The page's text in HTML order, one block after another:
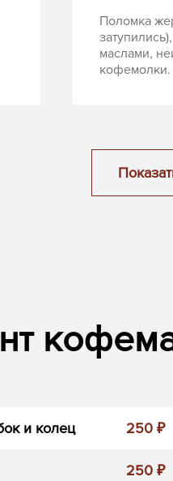
Поломка
маслами,
кофемолки.
и колец 250 ₽
250 ₽